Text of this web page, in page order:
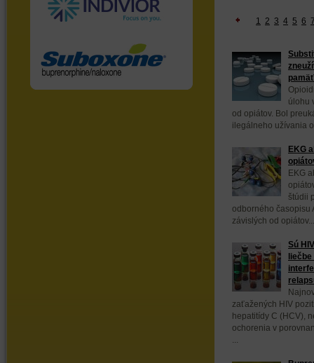
1 2 3 4 5 6
úlohu
od opiátov. Bol
ilegálneho užívania
EKG
EKG
štúdii
odborného časopisu
závislých od opiátov...
Sú
zaťažených HIV
hepatitídy C (HCV),
ochorenia v
...